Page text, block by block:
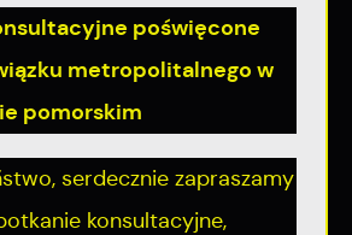
poświęcone
metropolitalnego w
pomorskim
serdecznie zapraszamy
konsultacyjne,